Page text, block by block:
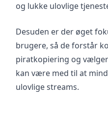
og lukke ulovlige
Desuden er der øget
brugere, så de forstår
piratkopiering og
kan være med til at
ulovlige streams.